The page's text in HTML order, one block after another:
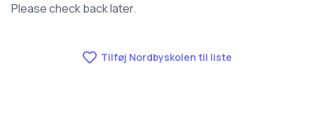
Please check back later.
Tilføj Nordbyskolen til liste